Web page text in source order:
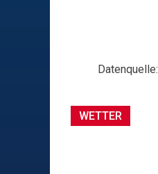
Datenquelle:
WETTER